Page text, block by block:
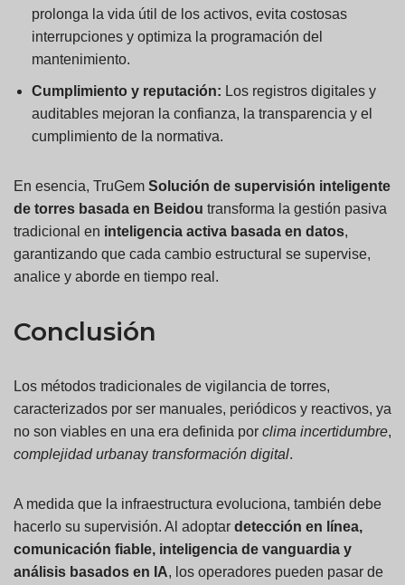
prolonga la vida útil de los activos, evita costosas
interrupciones y optimiza la programación del
mantenimiento.
Cumplimiento y reputación: Los registros digitales y
auditables mejoran la confianza, la transparencia y el
cumplimiento de la normativa.
En esencia, TruGem Solución de supervisión inteligente
de torres basada en Beidou transforma la gestión pasiva
tradicional en inteligencia activa basada en datos,
garantizando que cada cambio estructural se supervise,
analice y aborde en tiempo real.
Conclusión
Los métodos tradicionales de vigilancia de torres,
caracterizados por ser manuales, periódicos y reactivos, ya
no son viables en una era definida por clima incertidumbre,
complejidad urbanay transformación digital.
A medida que la infraestructura evoluciona, también debe
hacerlo su supervisión. Al adoptar detección en línea,
comunicación fiable, inteligencia de vanguardia y
análisis basados en IA, los operadores pueden pasar de